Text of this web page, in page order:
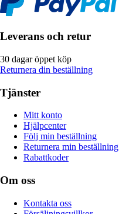
Leverans och retur
30 dagar öppet köp
Returnera din beställning
Tjänster
Mitt konto
Hjälpcenter
Följ min beställning
Returnera min beställning
Rabattkoder
Om oss
Kontakta oss